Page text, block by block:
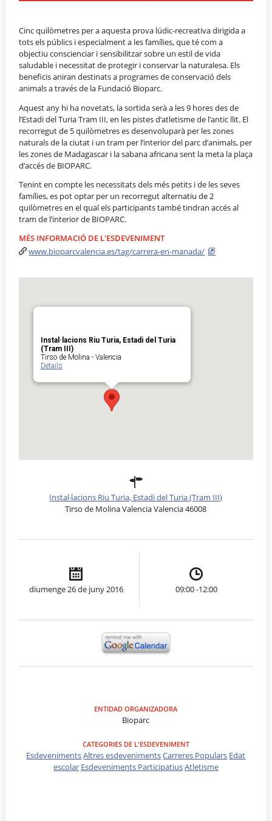
Cinc quilòmetres per a aquesta prova lúdic-recreativa dirigida a
tots els públics i especialment a les famílies, que té com a
objectiu conscienciar i sensibilitzar sobre un estil de vida
saludable i necessitat de protegir i conservar la naturalesa. Els
beneficis aniran destinats a programes de conservació dels
animals a través de la Fundació Bioparc.
Aquest any hi ha novetats, la sortida serà a les 9 hores des de
l’Estadi del Turia Tram III, en les pistes d’atletisme de l’antic llit. El
recorregut de 5 quilòmetres es desenvoluparà per les zones
naturals de la ciutat i un tram per l’interior del parc d’animals, per
les zones de Madagascar i la sabana africana sent la meta la plaça
d’accés de BIOPARC.
Tenint en compte les necessitats dels més petits i de les seves
famílies, es pot optar per un recorregut alternatiu de 2
quilòmetres en el qual els participants també tindran accés al
tram de l’interior de BIOPARC.
MÉS INFORMACIÓ DE L'ESDEVENIMENT
www.bioparcvalencia.es/tag/carrera-en-manada/
Instal·lacions Riu Turia, Estadi del Turia
(Tram III)
Tirso de Molina - Valencia
Details
Instal·lacions Riu Turia, Estadi del Turia (Tram III)
Tirso de Molina Valencia Valencia 46008
diumenge 26 de juny 2016 09:00 -12:00
ENTIDAD ORGANIZADORA
Bioparc
CATEGORIES DE L'ESDEVENIMENT
EsdevenimentsAltres esdevenimentsCarreres Populars Edat
escolar Esdeveniments ParticipatiusAtletisme